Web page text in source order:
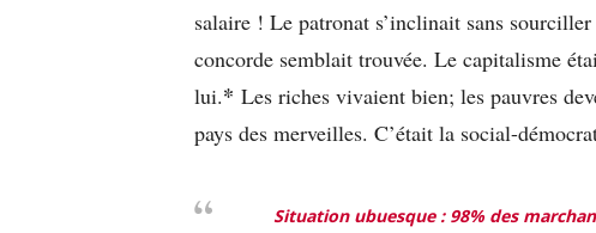
salaire ! Le patronat s’inclinait sans
concorde semblait trouvée. Le capitalisme
lui.* Les riches vivaient bien; les pauvres
pays des merveilles. C’était la social-
Situation ubuesque : 98% des